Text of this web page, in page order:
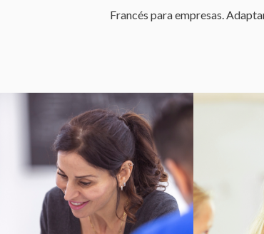
Francés para empresas.